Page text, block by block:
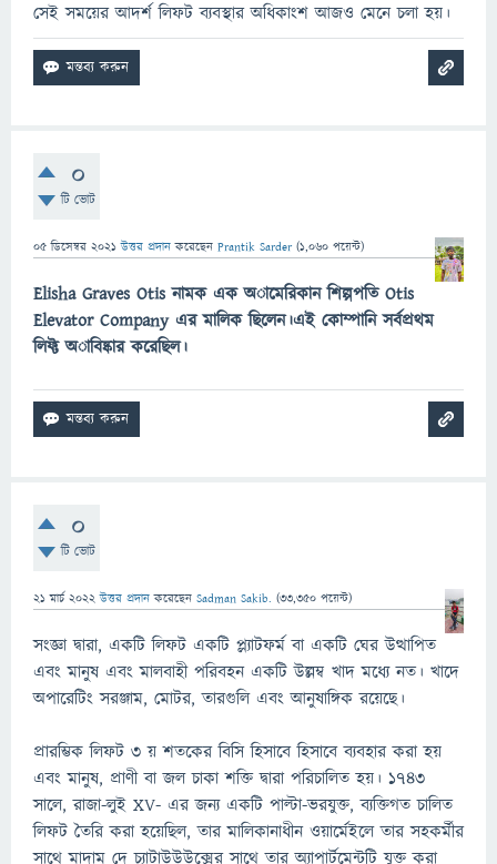
সেই সময়ের আদর্শ লিফট ব্যবস্থার অধিকাংশ আজও মেনে চলা হয়।
0
টি ভোট
05 ডিসেম্বর 2021 উত্তর প্রদান করেছেন Prantik Sarder (1,060 পয়েন্ট)
Elisha Graves Otis নামক এক অামেরিকান শিল্পপতি Otis
Elevator Company এর মালিক ছিলেন।এই কোম্পানি সর্বপ্রথম
লিফ্ট অাবিষ্কার করেছিল।
0
টি ভোট
21 মার্চ 2022 উত্তর প্রদান করেছেন Sadman Sakib. (33,350 পয়েন্ট)
সংজ্ঞা দ্বারা, একটি লিফট একটি প্ল্যাটফর্ম বা একটি ঘের উত্থাপিত
এবং মানুষ এবং মালবাহী পরিবহন একটি উল্লম্ব খাদ মধ্যে নত। খাদে
অপারেটিং সরঞ্জাম, মোটর, তারগুলি এবং আনুষাঙ্গিক রয়েছে।
প্রারম্ভিক লিফট 3 য় শতকের বিসি হিসাবে হিসাবে ব্যবহার করা হয়
এবং মানুষ, প্রাণী বা জল চাকা শক্তি দ্বারা পরিচালিত হয়। 1743
সালে, রাজা-লুই XV- এর জন্য একটি পাল্টা-ভরযুক্ত, ব্যক্তিগত চালিত
লিফট তৈরি করা হয়েছিল, তার মালিকানাধীন ওয়ার্মেইলে তার সহকর্মীর
সাথে মাদাম দে চ্যাটাউউউক্সের সাথে তার অ্যাপার্টমেন্টটি যুক্ত করা